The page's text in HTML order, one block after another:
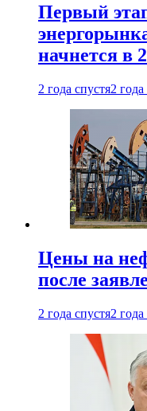
Первый
начнется в
2 года спустя2 года
Цены на
после
2 года спустя2 года